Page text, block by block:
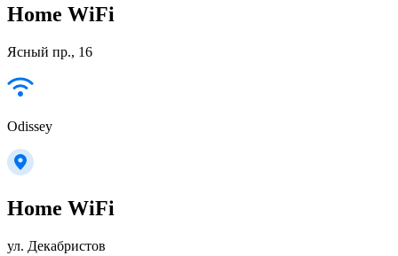
Home WiFi
Ясный пр., 16
Odissey
Home WiFi
ул. Декабристов